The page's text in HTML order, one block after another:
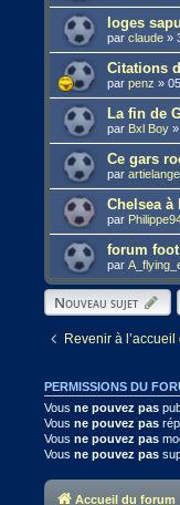
loges
parclaude »
Citations
parpenz »
La fin de
par Bxl Boy
Ce gars
parartielange
Chelsea à
par
forum foot
par
Nouveau sujet
Revenir à l’accueil
PERMISSIONS DU
Vousne pouvez pas
Vousne pouvez pas
Vousne pouvez pas
Vousne pouvez pas
Accueil du forum